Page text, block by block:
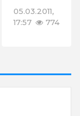
05.03.2011,
17:57
774